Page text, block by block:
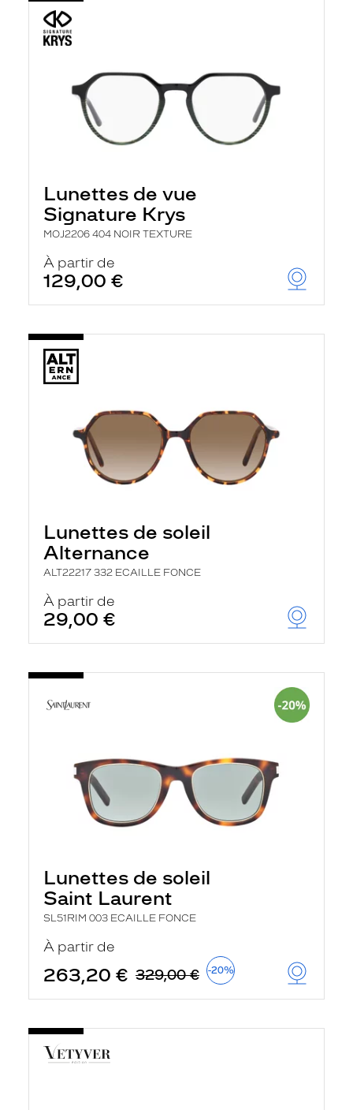
Lunettes de vue
Signature Krys
MOJ2206 404 NOIR TEXTURE
À partir de
129,00 €
Lunettes de soleil
Alternance
ALT22217 332 ECAILLE FONCE
À partir de
29,00 €
Lunettes de soleil
Saint Laurent
SL51RIM 003 ECAILLE FONCE
À partir de
263,20 € 329,00 € -20%